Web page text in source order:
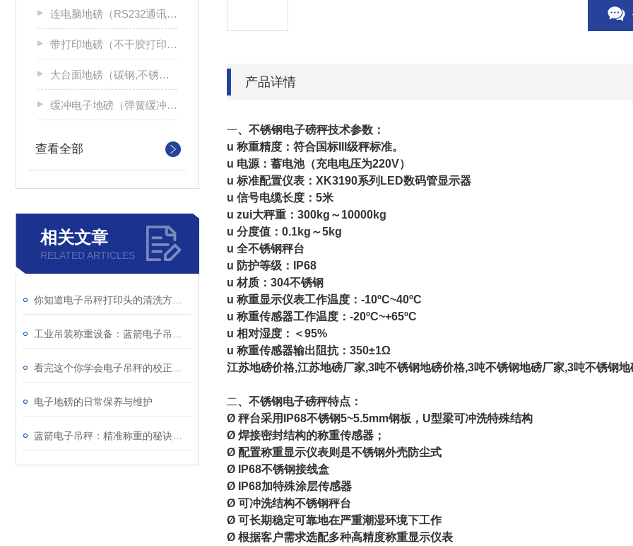
连电脑地磅（RS232通讯接口）
带打印地磅（不干胶打印机）
大台面地磅（碳钢,不锈钢）
缓冲电子地磅（弹簧缓冲地磅）
查看全部
相关文章
RELATED ARTICLES
电子地磅的日常保养与维护
产品详情
一、不锈钢电子磅秤技术参数：
u 称重精度：符合国标III级秤标准。
u 电源：蓄电池（充电电压为220V）
u 标准配置仪表：XK3190系列LED数码管显示器
u 信号电缆长度：5米
u zui大秤重：300kg～10000kg
u 分度值：0.1kg～5kg
u 全不锈钢秤台
u 防护等级：IP68
u 材质：304不锈钢
u 称重显示仪表工作温度：-10ºC~40ºC
u 称重传感器工作温度：-20ºC~+65ºC
u 相对湿度：＜95%
u 称重传感器输出阻抗：350±1Ω
江苏地磅价格,江苏地磅厂家,3吨不锈钢地磅价格,3吨不锈钢地磅厂家,3吨不锈钢
二、不锈钢电子磅秤特点：
Ø 秤台采用IP68不锈钢5~5.5mm钢板，U型梁可冲洗特殊结构
Ø 焊接密封结构的称重传感器；
Ø 配置称重显示仪表则是不锈钢外壳防尘式
Ø IP68不锈钢接线盒
Ø IP68加特殊涂层传感器
Ø 可冲洗结构不锈钢秤台
Ø 可长期稳定可靠地在严重潮湿环境下工作
Ø 根据客户需求选配多种高精度称重显示仪表